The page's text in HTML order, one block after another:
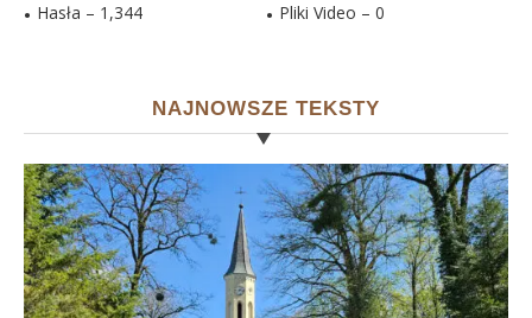
Hasła – 1,344
Pliki Video – 0
NAJNOWSZE TEKSTY